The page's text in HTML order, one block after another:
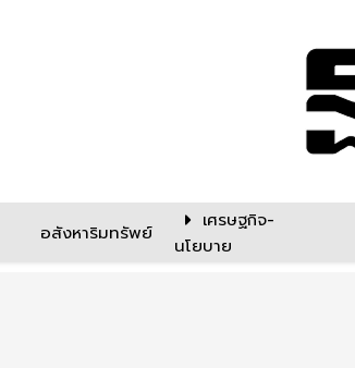
อสังหาริมทรัพย์
เศรษฐกิจ-
นโยบาย